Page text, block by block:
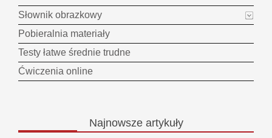
Słownik obrazkowy
Pobieralnia materiały
Testy łatwe średnie trudne
Ćwiczenia online
Najnowszeartykuły